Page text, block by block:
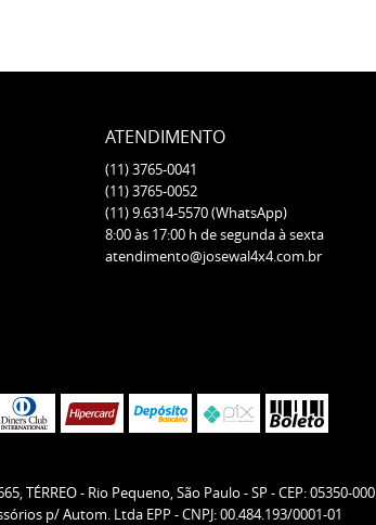
ATENDIMENTO
(11)3765-0041
(11)3765-0052
(11)9.6314-5570(WhatsApp)
8:00 às 17:00 h de segunda à sexta
atendimento@josewal4x4.com.br
TÉRREO- Rio Pequeno, São Paulo -SP -CEP: 05350-000
p/ Autom. Ltda EPP - CNPJ: 00.484.193/0001-01